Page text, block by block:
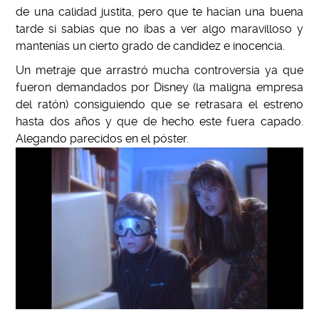
de una calidad justita, pero que te hacían una buena
tarde si sabias que no ibas a ver algo maravilloso y
mantenías un cierto grado de candidez e inocencia.
Un metraje que arrastró mucha controversia ya que
fueron demandados por Disney (la maligna empresa
del ratón) consiguiendo que se retrasara el estreno
hasta dos años y que de hecho este fuera capado.
Alegando parecidos en el póster.